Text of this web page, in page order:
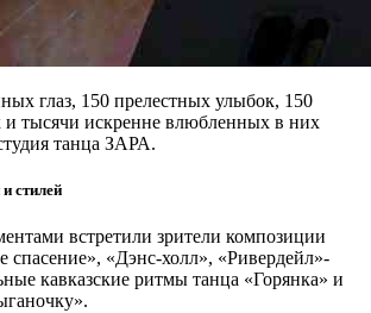
глаз, 150 прелестных улыбок, 150
тысячи искренне влюбленных в них
танца ЗАРА.
стилей
встретили зрители композиции
«Дэнс-холл», «Ривердейл»-
кавказские ритмы танца «Горянка» и